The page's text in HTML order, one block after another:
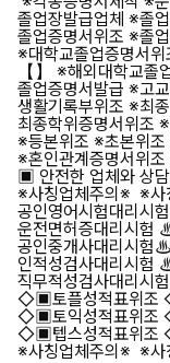
졸업장발급업체 ※졸
졸업증명서위조 ※졸
※대학교졸업증명서
【】 ※해외대학교졸
졸업증명서발급 ※고
생활기록부위조 ※최
최종학위증명서위조
※등본위조 ※초본위
※혼인관계증명서위
▣ 안전한 업체와 상
※사칭업체주의※ ※사
공인영어시험대리시
운전면허증대리시험
공인중개사대리시험
인적성검사대리시험
직무적성검사대리
◇▣토플성적표위조
◇▣토익성적표위조
◇▣텝스성적표위조
※사칭업체주의※ ※사